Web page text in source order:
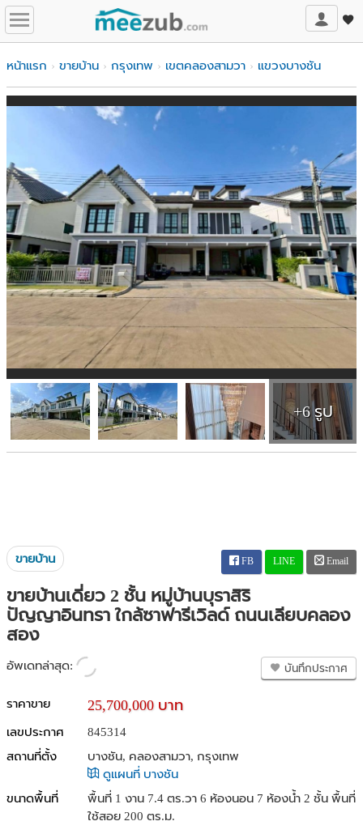
หน้าแรก ขายบ้าน กรุงเทพ เขตคลองสามวา แขวงบางชัน
+6 รูป
ขายบ้าน FB LINE Email
ขายบ้านเดี่ยว 2 ชั้น หมู่บ้านบุราสิริ
ปัญญาอินทรา ใกล้ซาฟารีเวิลด์ ถนนเลียบคลอง
สอง
อัพเดทล่าสุด: บันทึกประกาศ
ราคาขาย 25,700,000 บาท
เลขประกาศ
845314
สถานที่ตั้ง
บางชัน, คลองสามวา, กรุงเทพ
ดูแผนที่ บางชัน
ขนาดพื้นที่
พื้นที่ 1 งาน 7.4 ตร.วา 6 ห้องนอน 7 ห้องน้ำ 2 ชั้น พื้นที่
ใช้สอย 200 ตร.ม.